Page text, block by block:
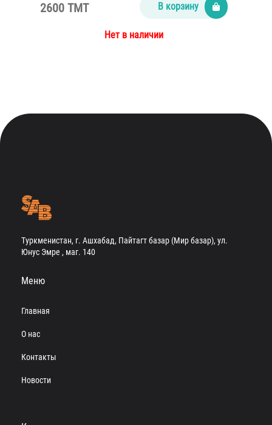
2600 TMT В корзину
Нет в наличии
Туркменистан, г. Ашхабад, Пайтагт базар (Мир базар), ул.
Юнус Эмре , маг. 140
Меню
Главная
О нас
Контакты
Новости